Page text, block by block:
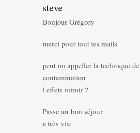
steve
Bonjour Grégory
merci pour tout tes mails
peut on appeller la technique de
contamination
l effets miroir ?
Passe un bon séjour
a très vite